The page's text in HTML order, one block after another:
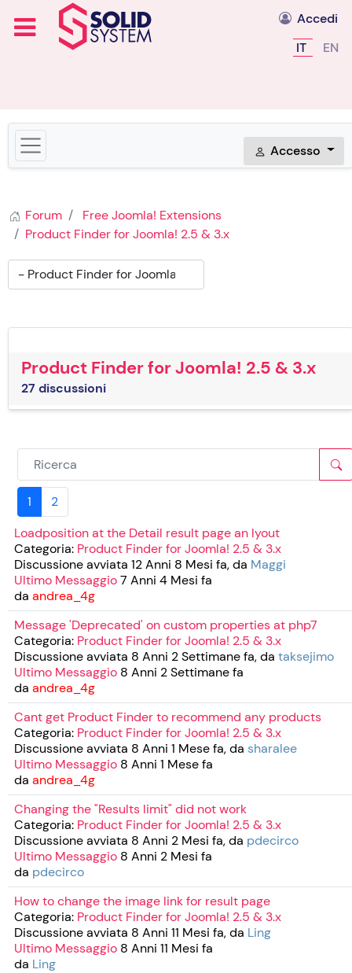
Accedi
IT EN
Accesso
Forum
Free Joomla! Extensions
Product Finder for Joomla! 2.5 & 3.x
Product Finder for Joomla! 2.5 & 3.x
27 discussioni
1
2
Loadposition at the Detail result page an lyout
Categoria: Product Finder for Joomla! 2.5 & 3.x
Discussione avviata 12 Anni 8 Mesi fa, da Maggi
Ultimo Messaggio7 Anni 4 Mesi fa
da andrea_4g
Message 'Deprecated' on custom properties at php7
Categoria: Product Finder for Joomla! 2.5 & 3.x
Discussione avviata 8 Anni 2 Settimane fa, da taksejimo
Ultimo Messaggio 8 Anni 2 Settimane fa
da andrea_4g
Cant get Product Finder to recommend any products
Categoria: Product Finder for Joomla! 2.5 & 3.x
Discussione avviata 8 Anni 1 Mese fa, da sharalee
Ultimo Messaggio 8 Anni 1 Mese fa
da andrea_4g
Changing the "Results limit" did not work
Categoria: Product Finder for Joomla! 2.5 & 3.x
Discussione avviata 8 Anni 2 Mesi fa, da pdecirco
Ultimo Messaggio 8 Anni 2 Mesi fa
da pdecirco
How to change the image link for result page
Categoria: Product Finder for Joomla! 2.5 & 3.x
Discussione avviata 8 Anni 11 Mesi fa, da Ling
Ultimo Messaggio 8 Anni 11 Mesi fa
da Ling